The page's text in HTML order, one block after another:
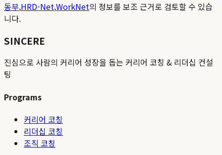
동부,HRD-Net,WorkNet의 정보를 보조 근거로 검토할 수 있습
니다.
SINCERE
진심으로 사람의 커리어 성장을 돕는 커리어 코칭 & 리더십 컨설
팅
Programs
커리어 코칭
리더십 코칭
조직 코칭